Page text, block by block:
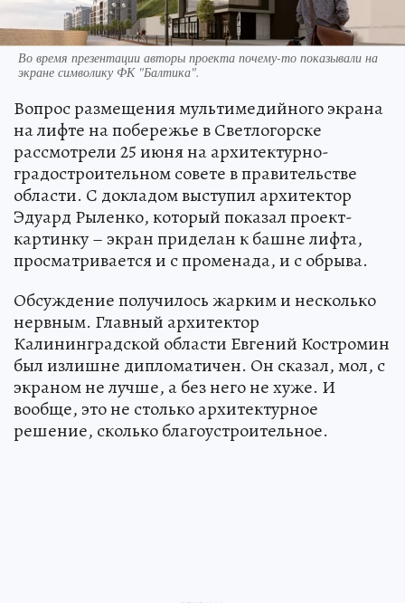
Во время презентации авторы проекта почему-то показывали на
экране символику ФК "Балтика".
Вопрос размещения мультимедийного экрана
на лифте на побережье в Светлогорске
рассмотрели 25 июня на архитектурно-
градостроительном совете в правительстве
области. С докладом выступил архитектор
Эдуард Рыленко, который показал проект-
картинку – экран приделан к башне лифта,
просматривается и с променада, и с обрыва.
Обсуждение получилось жарким и несколько
нервным. Главный архитектор
Калининградской области Евгений Костромин
был излишне дипломатичен. Он сказал, мол, с
экраном не лучше, а без него не хуже. И
вообще, это не столько архитектурное
решение, сколько благоустроительное.